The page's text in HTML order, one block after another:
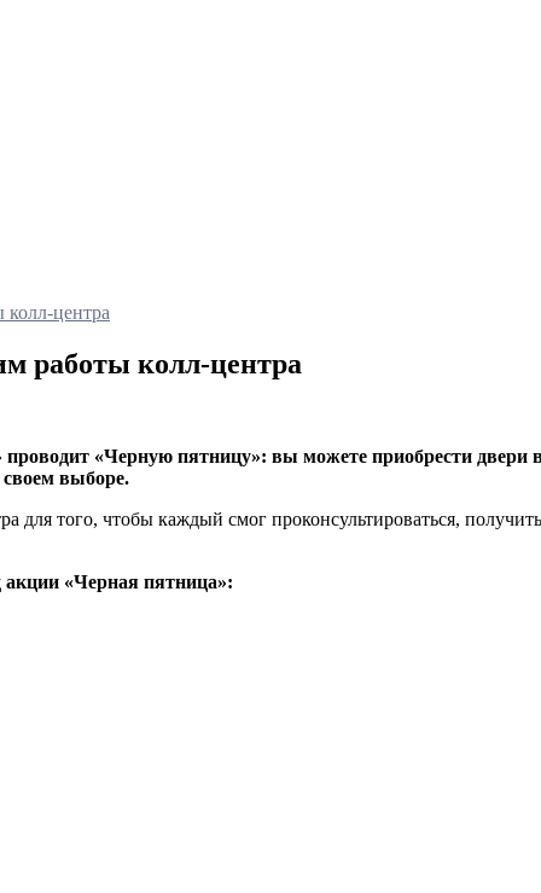
центра
работы колл-центра
«Черную пятницу»: вы можете приобрести двери
выборе.
того, чтобы каждый смог проконсультироваться,
«Черная пятница»: